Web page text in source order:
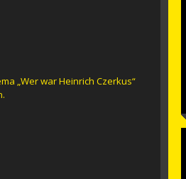
„Wer war Heinrich Czerkus“